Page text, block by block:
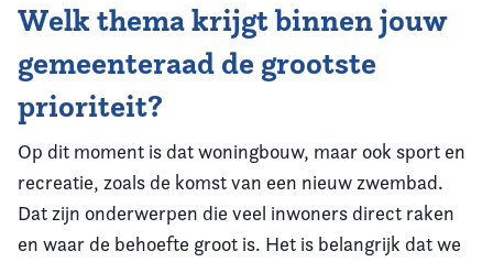
Welk thema krijgt binnen jouw
gemeenteraad de grootste
prioriteit?
Op dit moment is dat woningbouw, maar ook sport en
recreatie, zoals de komst van een nieuw zwembad.
Dat zijn onderwerpen die veel inwoners direct raken
en waar de behoefte groot is. Het is belangrijk dat we